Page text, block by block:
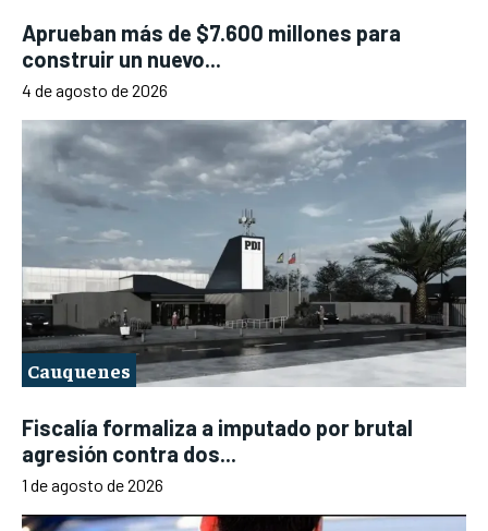
Aprueban más de $7.600 millones para
construir un nuevo...
4 de agosto de 2026
Cauquenes
Fiscalía formaliza a imputado por brutal
agresión contra dos...
1 de agosto de 2026